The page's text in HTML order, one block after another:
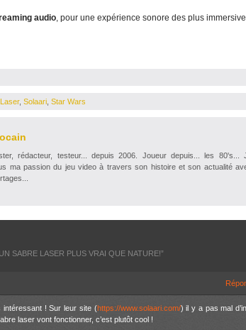
audio , pour une expérience sonore des plus
, Solaari Star Wars
rédacteur, testeur... depuis 2006. Joueur depuis... les 80's...
ma passion du jeu video à travers son histoire et son actualité
SABRE LASER PLUS VRAI QUE NATURE!”
intéressant ! Sur leur site (https://www.solaari.com/) il y a pas mal
laser vont fonctionner, c’est plutôt cool !